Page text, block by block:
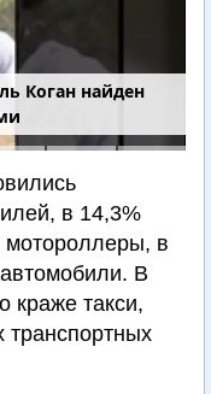
Коган найден
в 14,3%
мотороллеры, в
В
краже такси,
транспортных